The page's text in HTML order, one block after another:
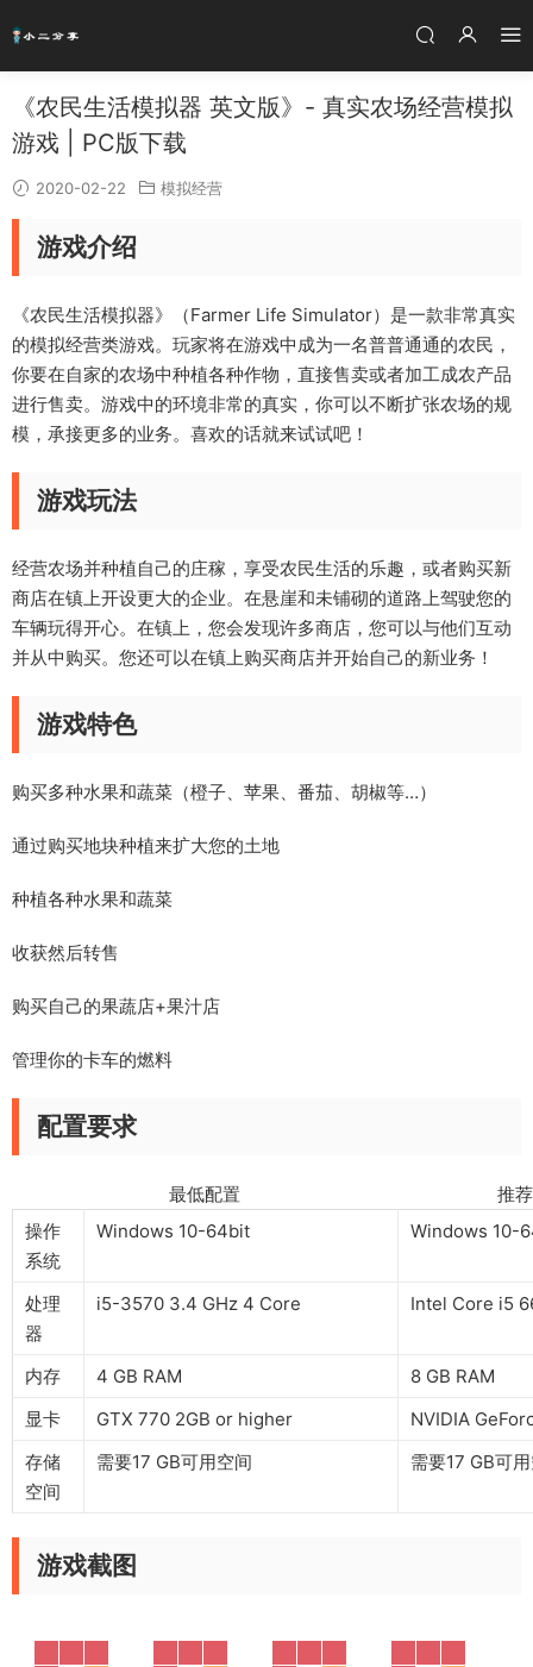
《农民生活模拟器 英文版》- 真实农场经营模拟
游戏 | PC版下载
2020-02-22 模拟经营
游戏介绍
《农民生活模拟器》（Farmer Life Simulator）是一款非常真实
的模拟经营类游戏。玩家将在游戏中成为一名普普通通的农民，
你要在自家的农场中种植各种作物，直接售卖或者加工成农产品
进行售卖。游戏中的环境非常的真实，你可以不断扩张农场的规
模，承接更多的业务。喜欢的话就来试试吧！
游戏玩法
经营农场并种植自己的庄稼，享受农民生活的乐趣，或者购买新
商店在镇上开设更大的企业。在悬崖和未铺砌的道路上驾驶您的
车辆玩得开心。在镇上，您会发现许多商店，您可以与他们互动
并从中购买。您还可以在镇上购买商店并开始自己的新业务！
游戏特色
购买多种水果和蔬菜（橙子、苹果、番茄、胡椒等…）
通过购买地块种植来扩大您的土地
种植各种水果和蔬菜
收获然后转售
购买自己的果蔬店+果汁店
管理你的卡车的燃料
配置要求
最低配置 推荐配
操作
系统
Windows 10-64bit Windows 10-
处理
器
i5-3570 3.4 GHz 4 Core Intel Core i5
内存 4 GB RAM
8 GB RAM
显卡
GTX 770 2GB or higher
NVIDIA
存储
空间
需要17 GB可用空间 需要17 GB可
游戏截图